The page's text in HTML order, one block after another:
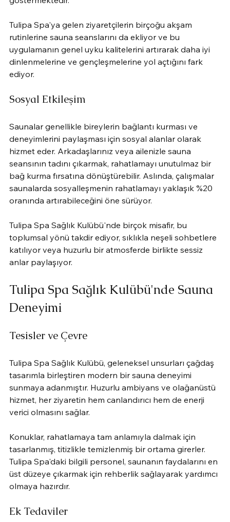
Tulipa Spa'ya gelen ziyaretçilerin birçoğu akşam
rutinlerine sauna seanslarını da ekliyor ve bu
uygulamanın genel uyku kalitelerini artırarak daha iyi
dinlenmelerine ve gençleşmelerine yol açtığını fark
ediyor.
Sosyal Etkileşim
Saunalar genellikle bireylerin bağlantı kurması ve
deneyimlerini paylaşması için sosyal alanlar olarak
hizmet eder. Arkadaşlarınız veya ailenizle sauna
seansının tadını çıkarmak, rahatlamayı unutulmaz bir
bağ kurma fırsatına dönüştürebilir. Aslında, çalışmalar
saunalarda sosyalleşmenin rahatlamayı yaklaşık %20
oranında artırabileceğini öne sürüyor.
Tulipa Spa Sağlık Kulübü'nde birçok misafir, bu
toplumsal yönü takdir ediyor, sıklıkla neşeli sohbetlere
katılıyor veya huzurlu bir atmosferde birlikte sessiz
anlar paylaşıyor.
Tulipa Spa Sağlık Kulübü'nde Sauna
Deneyimi
Tesisler ve Çevre
Tulipa Spa Sağlık Kulübü, geleneksel unsurları çağdaş
tasarımla birleştiren modern bir sauna deneyimi
sunmaya adanmıştır. Huzurlu ambiyans ve olağanüstü
hizmet, her ziyaretin hem canlandırıcı hem de enerji
verici olmasını sağlar.
Konuklar, rahatlamaya tam anlamıyla dalmak için
tasarlanmış, titizlikle temizlenmiş bir ortama girerler.
Tulipa Spa'daki bilgili personel, saunanın faydalarını en
üst düzeye çıkarmak için rehberlik sağlayarak yardımcı
olmaya hazırdır.
Ek Tedaviler